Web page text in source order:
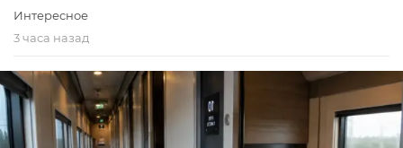
Интересное
3 часа назад